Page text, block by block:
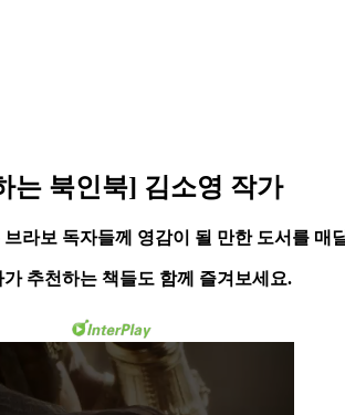
는 북인북] 김소영 작가
브라보 독자들께 영감이 될 만한 도서를 매
추천하는 책들도 함께 즐겨보세요.